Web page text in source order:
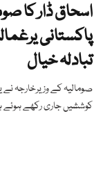
اسحاق ڈار کا
پاکستانی
تبادلہ خیال
صومالیہ کے وزیرخارجہ نے
کوششیں جاری رکھے ہوئے